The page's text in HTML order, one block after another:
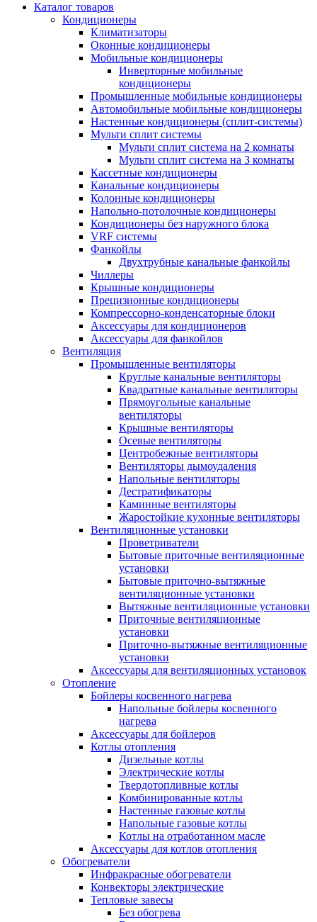
Каталог товаров
Кондиционеры
Климатизаторы
Оконные кондиционеры
Мобильные кондиционеры
Инверторные мобильные
кондиционеры
Промышленные мобильные кондиционеры
Автомобильные мобильные кондиционеры
Настенные кондиционеры (сплит-системы)
Мульти сплит системы
Мульти сплит система на 2 комнаты
Мульти сплит система на 3 комнаты
Кассетные кондиционеры
Канальные кондиционеры
Колонные кондиционеры
Напольно-потолочные кондиционеры
Кондиционеры без наружного блока
VRF системы
Фанкойлы
Двухтрубные канальные фанкойлы
Чиллеры
Крышные кондиционеры
Прецизионные кондиционеры
Компрессорно-конденсаторные блоки
Аксессуары для кондиционеров
Аксессуары для фанкойлов
Вентиляция
Промышленные вентиляторы
Круглые канальные вентиляторы
Квадратные канальные вентиляторы
Прямоугольные канальные
вентиляторы
Крышные вентиляторы
Осевые вентиляторы
Центробежные вентиляторы
Вентиляторы дымоудаления
Напольные вентиляторы
Дестратификаторы
Каминные вентиляторы
Жаростойкие кухонные вентиляторы
Вентиляционные установки
Проветриватели
Бытовые приточные вентиляционные
установки
Бытовые приточно-вытяжные
вентиляционные установки
Вытяжные вентиляционные установки
Приточные вентиляционные
установки
Приточно-вытяжные вентиляционные
установки
Аксессуары для вентиляционных установок
Отопление
Бойлеры косвенного нагрева
Напольные бойлеры косвенного
нагрева
Аксессуары для бойлеров
Котлы отопления
Дизельные котлы
Электрические котлы
Твердотопливные котлы
Комбинированные котлы
Настенные газовые котлы
Напольные газовые котлы
Котлы на отработанном масле
Аксессуары для котлов отопления
Обогреватели
Инфракрасные обогреватели
Конвекторы электрические
Тепловые завесы
Без обогрева